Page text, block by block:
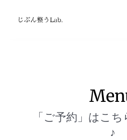
無料じぶん診断・無料zoom講座
「ご予約」はこ
♪